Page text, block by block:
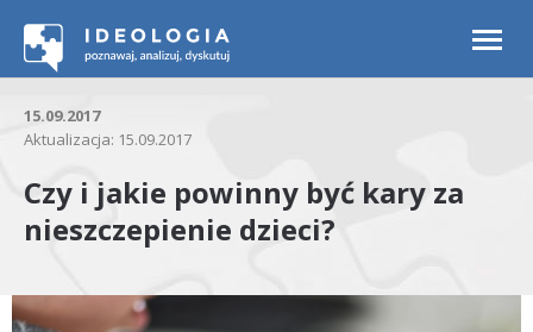
15.09.2017
Aktualizacja: 15.09.2017
Czy i jakie powinny być kary za
nieszczepienie dzieci?